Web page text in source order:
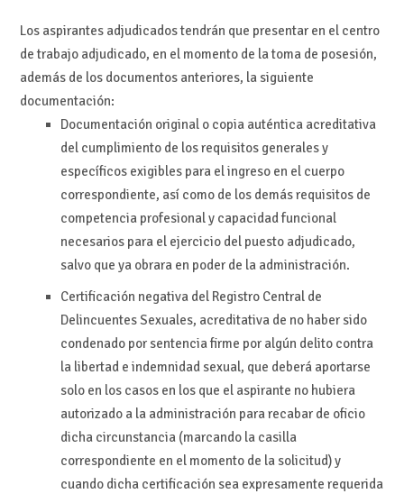
Los aspirantes adjudicados tendrán que presentar en el centro
de trabajo adjudicado, en el momento de la toma de posesión,
además de los documentos anteriores, la siguiente
documentación:
Documentación original o copia auténtica acreditativa
del cumplimiento de los requisitos generales y
específicos exigibles para el ingreso en el cuerpo
correspondiente, así como de los demás requisitos de
competencia profesional y capacidad funcional
necesarios para el ejercicio del puesto adjudicado,
salvo que ya obrara en poder de la administración.
Certificación negativa del Registro Central de
Delincuentes Sexuales, acreditativa de no haber sido
condenado por sentencia firme por algún delito contra
la libertad e indemnidad sexual, que deberá aportarse
solo en los casos en los que el aspirante no hubiera
autorizado a la administración para recabar de oficio
dicha circunstancia (marcando la casilla
correspondiente en el momento de la solicitud) y
cuando dicha certificación sea expresamente requerida